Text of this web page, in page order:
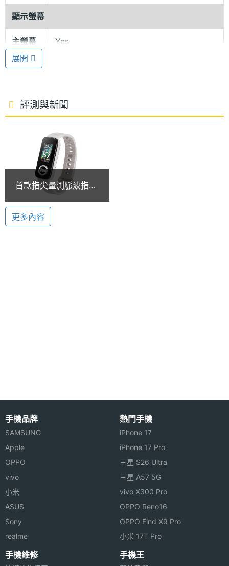
ASUS VivoWatch 5 AERO 擁有 26g 輕盈機身，具備
5ATM 防水等級，可用於游泳、浮潛皆完全沒問題；
搭配醫療等級矽膠材質錶帶，給予柔軟抗敏且舒適的
穿戴體驗。在續航方面，省電模式下可帶來 7 天續航
表現。
5 衛星定位
ASUS VivoWatch 5 AERO 內建游泳、腳踏車、健
走、瑜珈、跑步等多種室內外運動模式，搭配５衛星
定位與移動軌跡追蹤功能，除了可更精準紀錄速度、
距離、路徑、步頻與配速。
※本文為 SOGI 手機王版權所有，未經授權不得轉載使用※
顯示螢幕
主螢幕
觸控
Yes
Yes
衛星定
位
GPS
感應器
量
塵等級
可更換
錶帶
類
展開
評測與新聞
首款指尖量測脈波指數
VivoWatch 5 AERO開
賣
更多內容
手機品牌
SAMSUNG
Apple
OPPO
vivo
小米
ASUS
Sony
realme
熱門手機
iPhone 17
iPhone 17 Pro
三星 S26 Ultra
三星 A57 5G
vivo X300 Pro
OPPO Reno16
OPPO Find X9 Pro
小米 17T Pro
手機維修 手機王